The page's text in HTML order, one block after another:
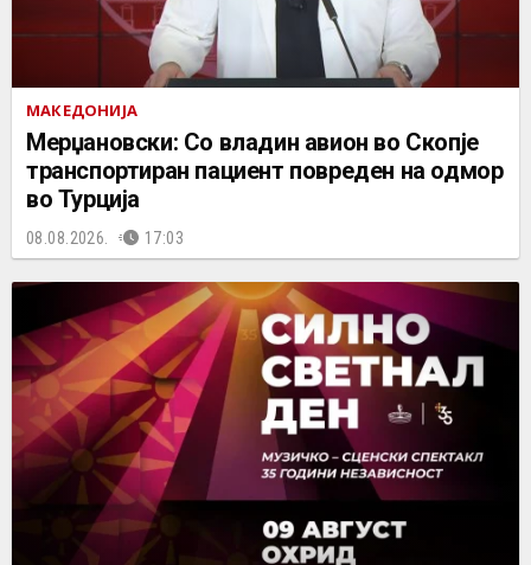
МАКЕДОНИЈА
Мерџановски: Со владин авион во Скопје
транспортиран пациент повреден на одмор
во Турција
08.08.2026. 17:03